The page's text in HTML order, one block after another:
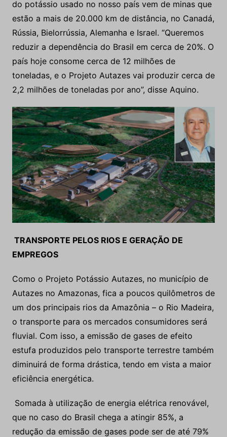
do potássio usado no nosso país vem de minas que
estão a mais de 20.000 km de distância, no Canadá,
Rússia, Bielorrússia, Alemanha e Israel. “Queremos
reduzir a dependência do Brasil em cerca de 20%. O
país hoje consome cerca de 12 milhões de
toneladas, e o Projeto Autazes vai produzir cerca de
2,2 milhões de toneladas por ano”, disse Aquino.
TRANSPORTE PELOS RIOS E GERAÇÃO DE
EMPREGOS
Como o Projeto Potássio Autazes, no município de
Autazes no Amazonas, fica a poucos quilômetros de
um dos principais rios da Amazônia – o Rio Madeira,
o transporte para os mercados consumidores será
fluvial. Com isso, a emissão de gases de efeito
estufa produzidos pelo transporte terrestre também
diminuirá de forma drástica, tendo em vista a maior
eficiência energética.
Somada à utilização de energia elétrica renovável,
que no caso do Brasil chega a atingir 85%, a
redução da emissão de gases pode ser de até 79%